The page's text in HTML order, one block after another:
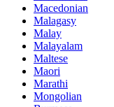
Macedonian
Malagasy
Malay
Malayalam
Maltese
Maori
Marathi
Mongolian